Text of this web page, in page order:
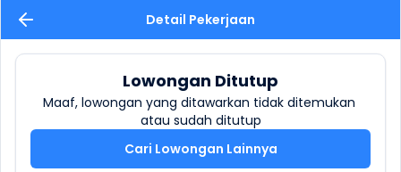
Detail Pekerjaan
Lowongan Ditutup
Maaf, lowongan yang ditawarkan tidak ditemukan
atau sudah ditutup
Cari Lowongan Lainnya